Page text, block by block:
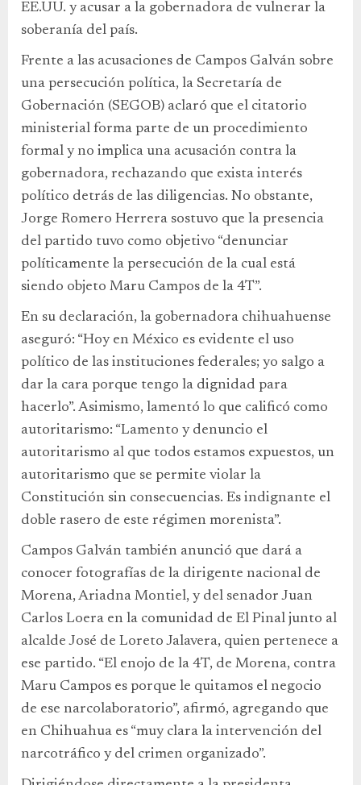
EE.UU. y acusar a la gobernadora de vulnerar la
soberanía del país.
Frente a las acusaciones de Campos Galván sobre
una persecución política, la Secretaría de
Gobernación (SEGOB) aclaró que el citatorio
ministerial forma parte de un procedimiento
formal y no implica una acusación contra la
gobernadora, rechazando que exista interés
político detrás de las diligencias. No obstante,
Jorge Romero Herrera sostuvo que la presencia
del partido tuvo como objetivo “denunciar
políticamente la persecución de la cual está
siendo objeto Maru Campos de la 4T”.
En su declaración, la gobernadora chihuahuense
aseguró: “Hoy en México es evidente el uso
político de las instituciones federales; yo salgo a
dar la cara porque tengo la dignidad para
hacerlo”. Asimismo, lamentó lo que calificó como
autoritarismo: “Lamento y denuncio el
autoritarismo al que todos estamos expuestos, un
autoritarismo que se permite violar la
Constitución sin consecuencias. Es indignante el
doble rasero de este régimen morenista”.
Campos Galván también anunció que dará a
conocer fotografías de la dirigente nacional de
Morena, Ariadna Montiel, y del senador Juan
Carlos Loera en la comunidad de El Pinal junto al
alcalde José de Loreto Jalavera, quien pertenece a
ese partido. “El enojo de la 4T, de Morena, contra
Maru Campos es porque le quitamos el negocio
de ese narcolaboratorio”, afirmó, agregando que
en Chihuahua es “muy clara la intervención del
narcotráfico y del crimen organizado”.